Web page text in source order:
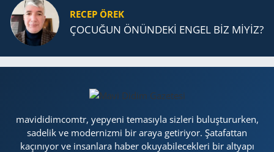
RECEP ÖREK
ÇOCUĞUN ÖNÜNDEKİ ENGEL BİZ MİYİZ?
mavididimcomtr, yepyeni temasıyla sizleri buluştururken,
sadelik ve modernizmi bir araya getiriyor. Şatafattan
kaçınıyor ve insanlara haber okuyabilecekleri bir altyapı